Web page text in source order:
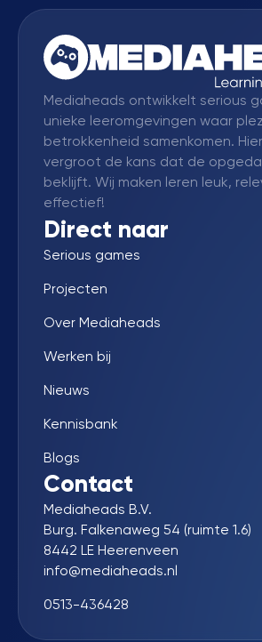
Mediaheads ontwikkelt serious
unieke leeromgevingen waar
betrokkenheid samenkomen.
vergroot de kans dat de
beklijft. Wij maken leren leuk,
effectief!
Direct naar
Serious games
Projecten
Over Mediaheads
Werken bij
Nieuws
Kennisbank
Blogs
Contact
Mediaheads B.V.
Burg. Falkenaweg 54 (ruimte 1.6)
8442 LE Heerenveen
info@mediaheads.nl
0513-436428